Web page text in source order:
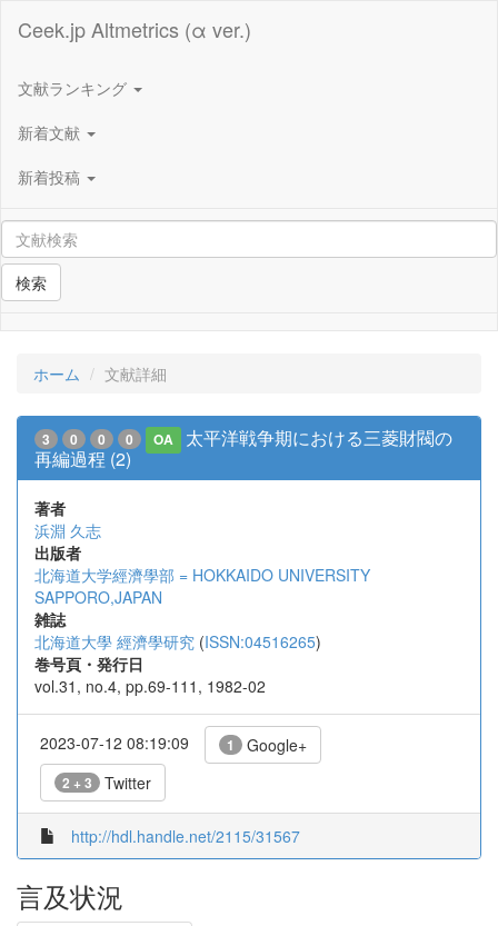
Ceek.jp Altmetrics (α ver.)
文献ランキング
新着文献
新着投稿
検索
ホーム 文献詳細
3 0 0 0 OA
太平洋戦争期における三菱財閥の
再編過程 (2)
著者
浜淵 久志
出版者
北海道大学經濟學部 = HOKKAIDO UNIVERSITY
SAPPORO,JAPAN
雑誌
北海道大學 經濟學研究 (ISSN:04516265)
巻号頁・発行日
vol.31, no.4, pp.69-111, 1982-02
2023-07-12 08:19:09 1 Google+
2 + 3 Twitter
http://hdl.handle.net/2115/31567
言及状況